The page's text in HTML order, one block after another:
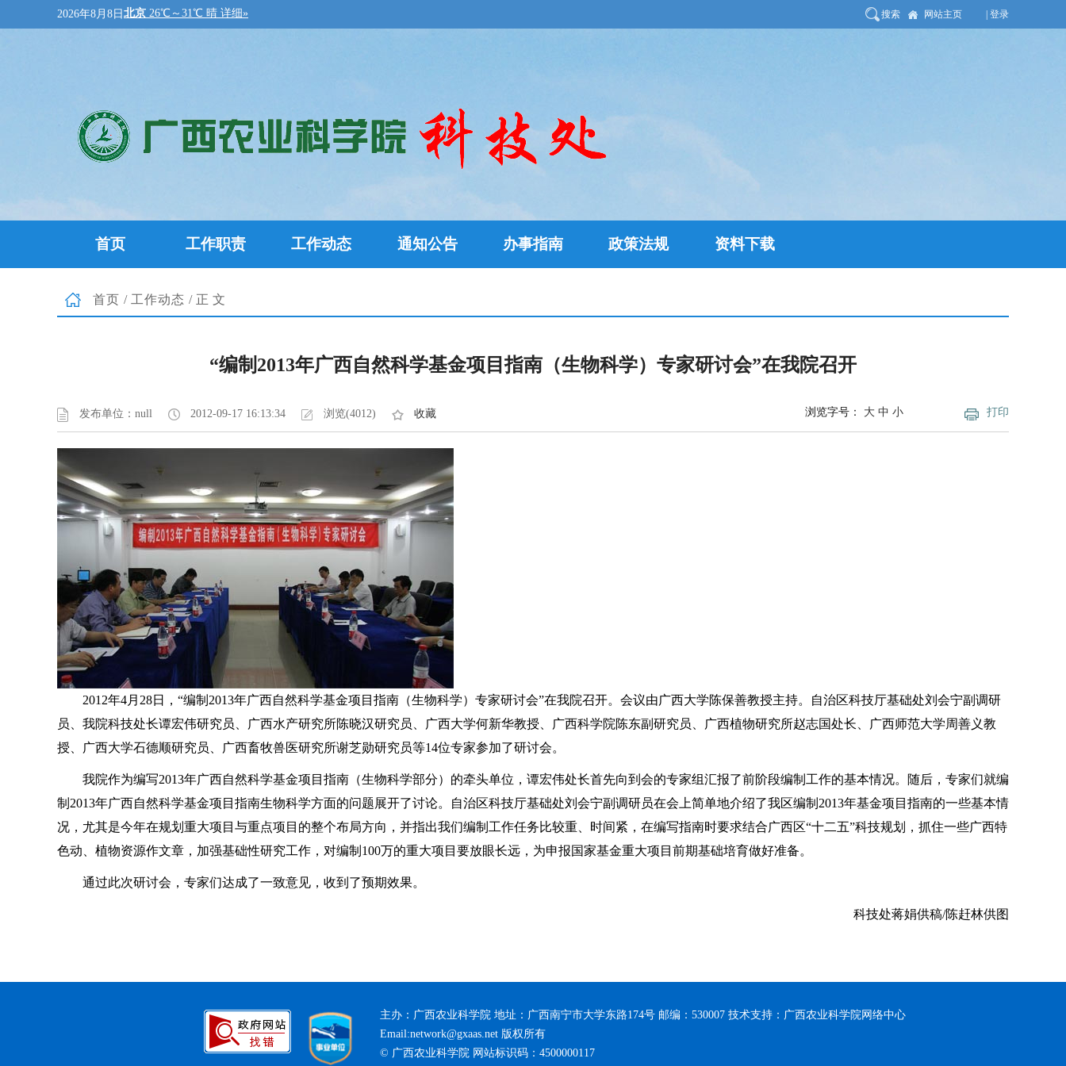
2026年8月8日 搜索 网站主页 | 登录
首页 工作职责 工作动态 通知公告 办事指南 政策法规 资料下载
首页 / 工作动态 /正文
“编制2013年广西自然科学基金项目指南（生物科学）专家研讨会”在我院召开
发布单位：null 2012-09-17 16:13:34 浏览(4012) 收藏 打印
浏览字号： 大 中 小
2012年4月 28日，“编制 2013年广西自然科学基金项目指南（生物科学）专家研讨会”在我院召开。会议由广西大学陈保善教授主持。自治区科技厅基础处刘会宁副调研
员、我院科技处长谭宏伟研究员、广西水产研究所陈晓汉研究员、广西大学何新华教授、广西科学院陈东副研究员、广西植物研究所赵志国处长、广西师范大学周善义教
授、广西大学石德顺研究员、广西畜牧兽医研究所谢芝勋研究员等14位专家参加了研讨会。
我院作为编写2013年广西自然科学基金项目指南（生物科学部分）的牵头单位，谭宏伟处长首先向到会的专家组汇报了前阶段编制工作的基本情况。随后，专家们就编
制 2013年广西自然科学基金项目指南生物科学方面的问题展开了讨论。自治区科技厅基础处刘会宁副调研员在会上简单地介绍了我区编制 2013年基金项目指南的一些基本情
况，尤其是今年在规划重大项目与重点项目的整个布局方向，并指出我们编制工作任务比较重、时间紧，在编写指南时要求结合广西区“十二五”科技规划，抓住一些广西特
色动、植物资源作文章，加强基础性研究工作，对编制 100万的重大项目要放眼长远，为申报国家基金重大项目前期基础培育做好准备。
通过此次研讨会，专家们达成了一致意见，收到了预期效果。
科技处蒋娟供稿/陈赶林供图
主办：广西农业科学院 地址：广西南宁市大学东路174号 邮编：530007 技术支持：广西农业科学院网络中心
Email:network@gxaas.net 版权所有
© 广西农业科学院 网站标识码：4500000117